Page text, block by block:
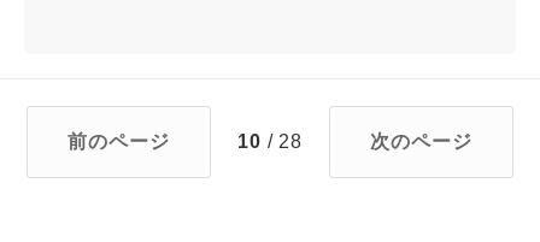
前のページ 10 / 28 次のページ